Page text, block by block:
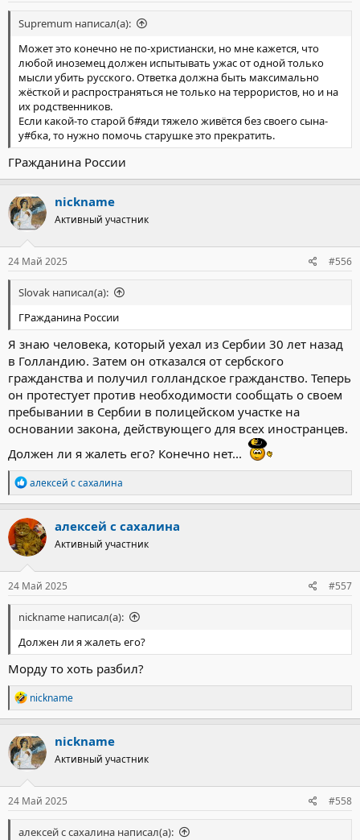
2024 года перед концертом группы «Пикник». Группа
погибли около 150 человек. К данному моменту под стражей
находятся 20 фигурантов дела – четверо исполнителей (один из
них Далержон Мирзоев*, ранее был прописан в Новосибирске),
и 16 соучастников.
-----------------------------
*Далерджон Мирзоев* — признан Росфинмониторингом
экстремистом и террористом.
chtoby-prokormit-detej
Supremum написал(а):
Может это конечно не по-христиански, но мне кажется, что
любой иноземец должен испытывать ужас от одной только
мысли убить русского. Ответка должна быть максимально
жёсткой и распространяться не только на террористов, но и на
их родственников.
Если какой-то старой б#яди тяжело живётся без своего сына-
у#бка, то нужно помочь старушке это прекратить.
ГРажданина России
nickname
Активный участник
24 Май 2025 #556
Slovak написал(а):
ГРажданина России
Я знаю человека, который уехал из Сербии 30 лет назад
в Голландию. Затем он отказался от сербского
гражданства и получил голландское гражданство. Теперь
он протестует против необходимости сообщать о своем
пребывании в Сербии в полицейском участке на
основании закона, действующего для всех иностранцев.
Должен ли я жалеть его? Конечно нет...
Р
е
а
к
ц
и
и
:
алексей с сахалина
алексей с сахалина
Активный участник
24 Май 2025 #557
nickname написал(а):
Должен ли я жалеть его?
Морду то хоть разбил?
Р
е
а
к
ц
и
и
:
nickname
nickname
Активный участник
24 Май 2025 #558
алексей с сахалина написал(а):